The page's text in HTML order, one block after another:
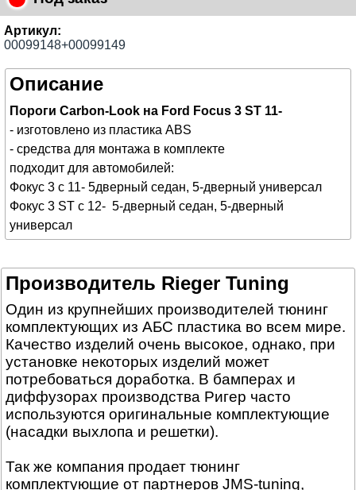
Артикул:
00099148+00099149
Описание
Пороги Carbon-Look на Ford Focus 3 ST 11-
- изготовлено из пластика ABS
- средства для монтажа в комплекте
подходит для автомобилей:
Фокус 3 с 11- 5дверный седан, 5-дверный универсал
Фокус 3 ST с 12- 5-дверный седан, 5-дверный
универсал
Производитель Rieger Tuning
Один из крупнейших производителей тюнинг
комплектующих из АБС пластика во всем мире.
Качество изделий очень высокое, однако, при
установке некоторых изделий может
потребоваться доработка. В бамперах и
диффузорах производства Ригер часто
используются оригинальные комплектующие
(насадки выхлопа и решетки).
Так же компания продает тюнинг
комплектующие от партнеров JMS-tuning,